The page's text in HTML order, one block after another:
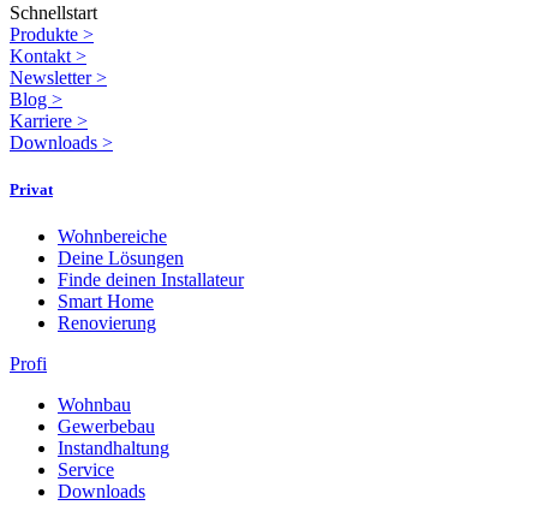
Schnellstart
Produkte >
Kontakt >
Newsletter>
Blog >
Karriere >
Downloads >
Privat
Wohnbereiche
Deine Lösungen
Finde deinen Installateur
Smart Home
Renovierung
Profi
Wohnbau
Gewerbebau
Instandhaltung
Service
Downloads